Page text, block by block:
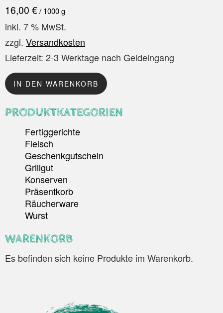
16,00 €/ 1000g
inkl. 7 % MwSt.
zzgl. Versandkosten
Lieferzeit: 2-3 Werktage nach Geldeingang
IN DEN WARENKORB
PRODUKTKATEGORIEN
Fertiggerichte
Fleisch
Geschenkgutschein
Grillgut
Konserven
Präsentkorb
Räucherware
Wurst
WARENKORB
Es befinden sich keine Produkte im Warenkorb.